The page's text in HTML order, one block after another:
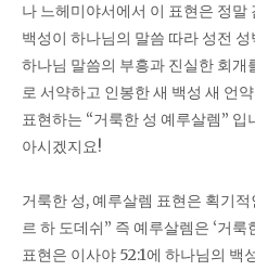
나 느헤미야서에서 이 표현은 정말
백성이 하나님의 말씀 따라 성전
하나님 말씀의 부흥과 진실한 회개
로 서약하고 인봉한 새 백성 새 언
표현하는 “거룩한 성 예루살렘”
아시겠지요!
거룩한 성, 예루살렘 표현은 획기
르 하 도데쉬” 즉 예루살렘은 ‘거룩
표현은 이사야 52:1에 하나님의 백